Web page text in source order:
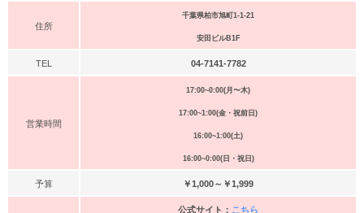
住所
千葉県柏市旭町1-1-21
安田ビルB1F
TEL 04-7141-7782
営業時間
17:00~0:00(月〜木)
17:00~1:00(金・祝前日)
16:00~1:00(土)
16:00~0:00(日・祝日)
予算 ￥1,000～￥1,999
公式サイト： こちら